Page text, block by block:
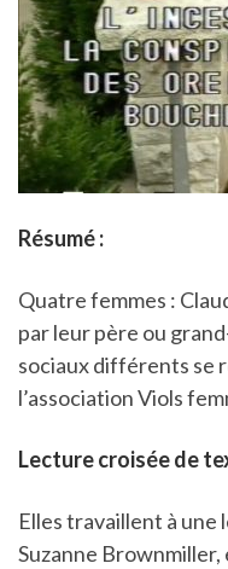
Résumé :
Quatre femmes :
par leur père ou
sociaux différents se
l’association Viols
Lecture croisée de
Elles travaillent à une
Suzanne Brownmiller,